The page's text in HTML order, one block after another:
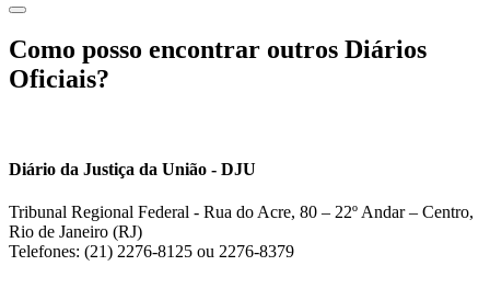
Como posso encontrar outros Diários
Oficiais?
Diário da Justiça da União - DJU
Tribunal Regional Federal - Rua do Acre, 80 – 22º Andar – Centro,
Rio de Janeiro (RJ)
Telefones: (21) 2276-8125 ou 2276-8379